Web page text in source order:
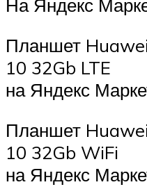
На Яндекс
Планшет
10 32Gb LTE
на Яндекс
Планшет
10 32Gb WiFi
на Яндекс